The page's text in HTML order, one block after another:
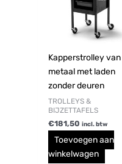
Kapperstrolley van
metaal met laden
zonder deuren
TROLLEYS &
BIJZETTAFELS
€181,50 incl. btw
Toevoegen aan
winkelwagen